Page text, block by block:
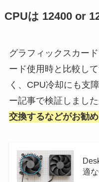
CPUは 12400 or
グラフィックスカー
ード使用時と比較し
く、CPU冷却にも支
ー記事で検証しました
交換するなどがお勧め
適